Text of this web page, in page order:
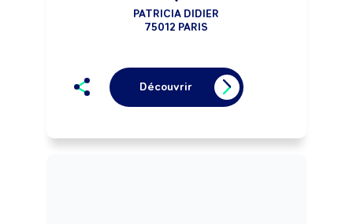
PATRICIA DIDIER
75012 PARIS
Découvrir